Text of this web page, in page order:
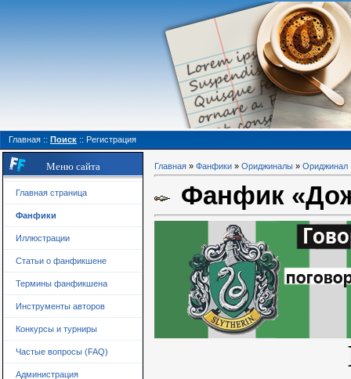
Главная :: Поиск :: Регистрация
Меню сайта
Главная страница
Фанфики
Иллюстрации
Статьи о фанфикшене
Термины фанфикшена
Инструменты авторов
Конкурсы и турниры
Частые вопросы (FAQ)
Администрация
Главная » Фанфики » Ориджиналы » Ориджинал
Фанфик